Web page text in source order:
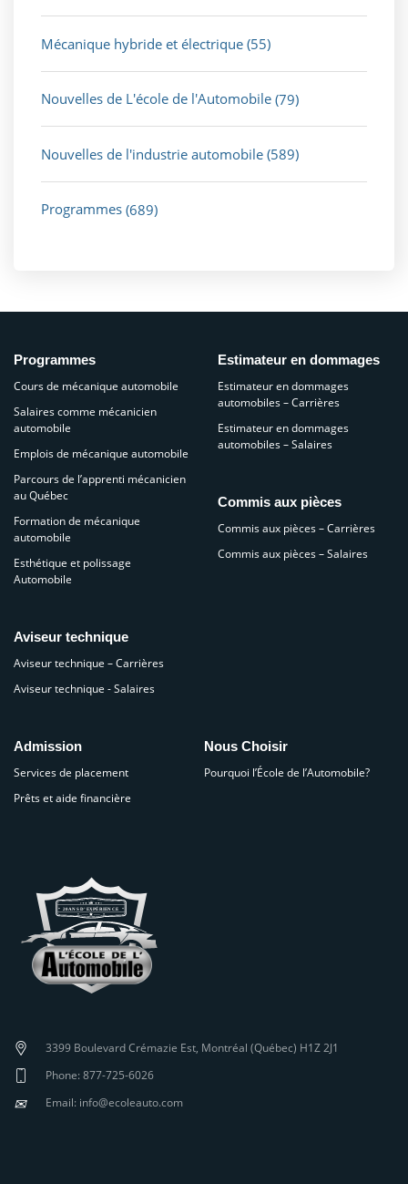
Mécanique hybride et électrique (55)
Nouvelles de L'école de l'Automobile (79)
Nouvelles de l'industrie automobile (589)
Programmes (689)
3399 Boulevard Crémazie Est, Montréal (Québec) H1Z 2J1
Phone: 877-725-6026
✉ Email: info@ecoleauto.com
Programmes
Cours de mécanique automobile
Salaires comme mécanicien
automobile
Emplois de mécanique automobile
Parcours de l’apprenti mécanicien
au Québec
Formation de mécanique
automobile
Esthétique et polissage
Automobile
Aviseur technique
Aviseur technique – Carrières
Aviseur technique - Salaires
Estimateur en dommages
Estimateur en dommages
automobiles – Carrières
Estimateur en dommages
automobiles – Salaires
Commis aux pièces
Commis aux pièces – Carrières
Commis aux pièces – Salaires
Admission
Services de placement
Prêts et aide financière
Nous Choisir
Pourquoi l’École de l’Automobile?